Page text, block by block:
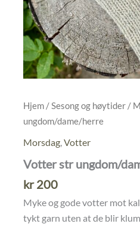
Hjem /Sesong og høytider /
ungdom/dame/herre
Morsdag Votter
Votter str ungdom/
kr200
Myke og gode votter mot
tykt garn uten at de blir